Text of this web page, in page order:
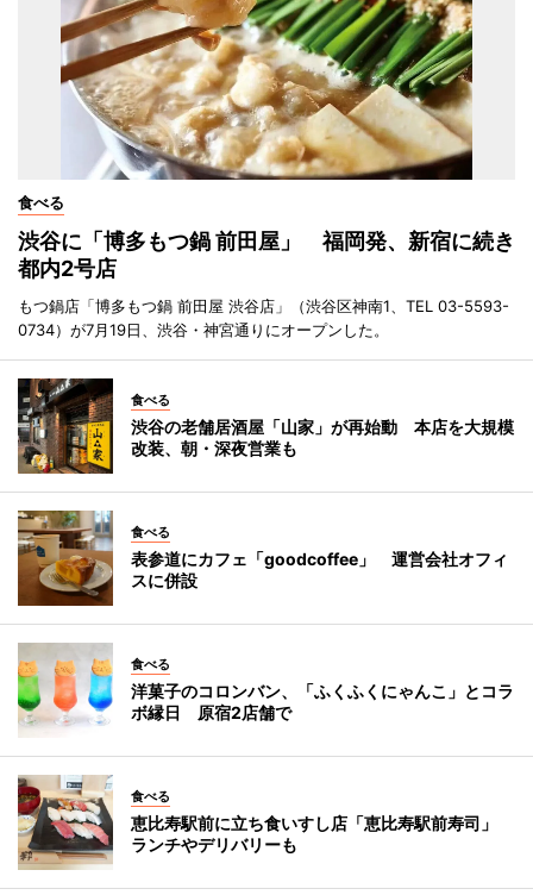
食べる
渋谷に「博多もつ鍋 前田屋」 福岡発、新宿に続き
都内2号店
もつ鍋店「博多もつ鍋 前田屋 渋谷店」（渋谷区神南1、TEL 03-5593-
0734）が7月19日、渋谷・神宮通りにオープンした。
食べる
渋谷の老舗居酒屋「山家」が再始動 本店を大規模
改装、朝・深夜営業も
食べる
表参道にカフェ「goodcoffee」 運営会社オフィ
スに併設
食べる
洋菓子のコロンバン、「ふくふくにゃんこ」とコラ
ボ縁日 原宿2店舗で
食べる
恵比寿駅前に立ち食いすし店「恵比寿駅前寿司」
ランチやデリバリーも